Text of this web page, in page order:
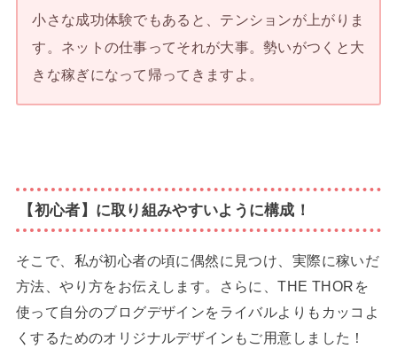
小さな成功体験でもあると、テンションが上がりま
す。ネットの仕事ってそれが大事。勢いがつくと大
きな稼ぎになって帰ってきますよ。
【初心者】に取り組みやすいように構成！
そこで、私が初心者の頃に偶然に見つけ、実際に稼いだ
方法、やり方をお伝えします。さらに、THE THORを
使って自分のブログデザインをライバルよりもカッコよ
くするためのオリジナルデザインもご用意しました！